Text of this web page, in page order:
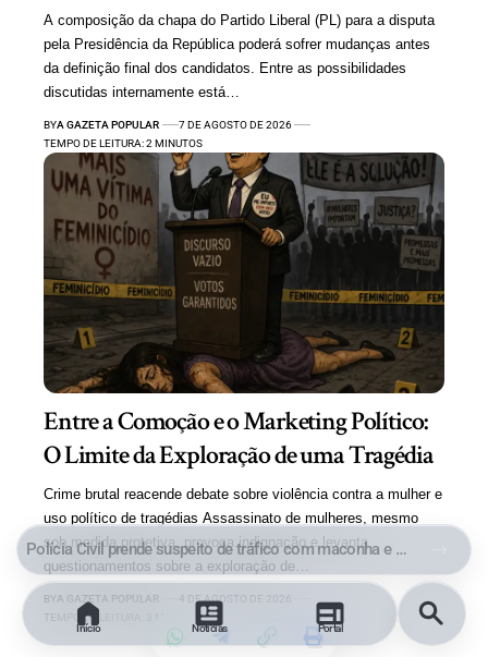
Polícia Civil prende suspeito de tráfico com maconha e cocaína no Parque Aeroporto, em Macaé
Início Notícias Portal
A composição da chapa do Partido Liberal (PL) para a disputa
pela Presidência da República poderá sofrer mudanças antes
da definição final dos candidatos. Entre as possibilidades
discutidas internamente está…
BYA GAZETA POPULAR
7 DE AGOSTO DE 2026
TEMPO DE LEITURA: 2 MINUTOS
Entre a Comoção e o Marketing Político:
O Limite da Exploração de uma Tragédia
Crime brutal reacende debate sobre violência contra a mulher e
uso político de tragédias Assassinato de mulheres, mesmo
sob medida protetiva, provoca indignação e levanta
questionamentos sobre a exploração de…
BYA GAZETA POPULAR
4 DE AGOSTO DE 2026
TEMPO DE LEITURA: 3 MINUTOS